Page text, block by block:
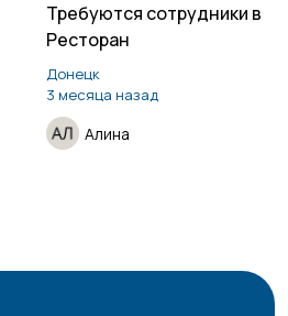
Требуются сотрудники в
Ресторан
Донецк
3 месяца назад
Алина